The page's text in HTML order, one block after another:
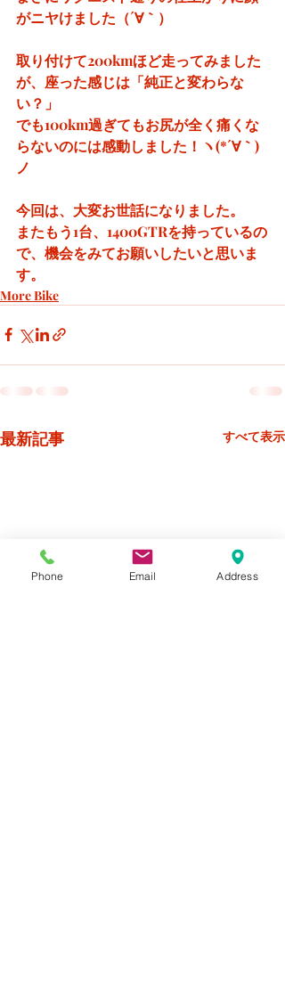
がニヤけました（´∀｀）
取り付けて200kmほど走ってみました
が、座った感じは「純正と変わらな
い？」
でも100km過ぎてもお尻が全く痛くな
らないのには感動しました！ヽ(*´∀｀)
ノ
今回は、大変お世話になりました。
またもう1台、1400GTRを持っているの
で、機会をみてお願いしたいと思いま
す。
More Bike
最新記事 すべて表示
Phone Email Address